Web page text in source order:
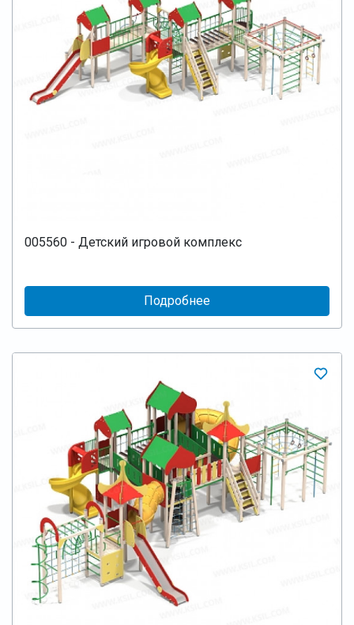
005560 - Детский игровой комплекс
Подробнее